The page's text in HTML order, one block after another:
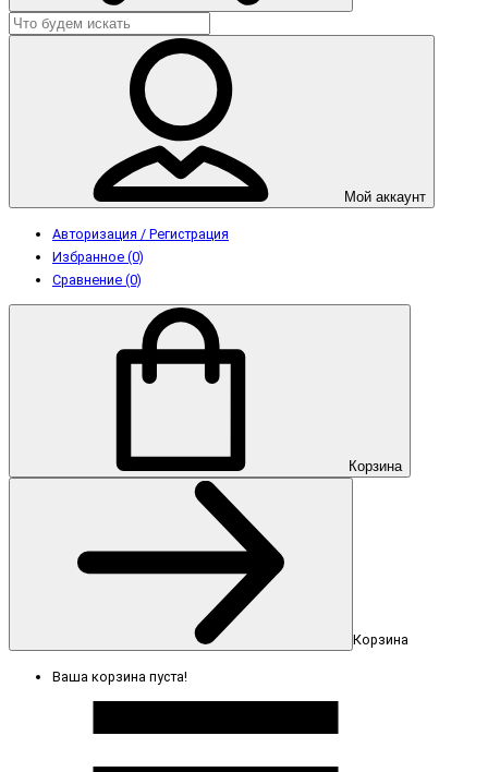
Мой аккаунт
Авторизация / Регистрация
Избранное (0)
Сравнение (0)
Корзина
Корзина
Ваша корзина пуста!